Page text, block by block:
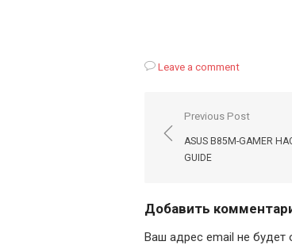
Leave a comment
Навигация
по
записям
Previous Post
ASUS B85M-GAMER
GUIDE
Добавить
Ваш адрес email не будет